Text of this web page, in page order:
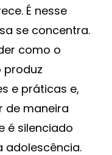
É nesse
se concentra.
como o
e práticas e,
de maneira
é silenciado
adolescência.